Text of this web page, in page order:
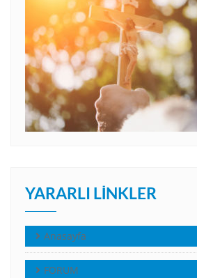
YARARLI LINKLER
Anasayfa
FORUM